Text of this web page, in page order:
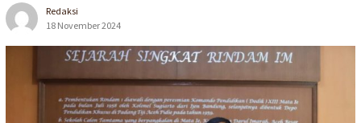
Redaksi
18 November 2024